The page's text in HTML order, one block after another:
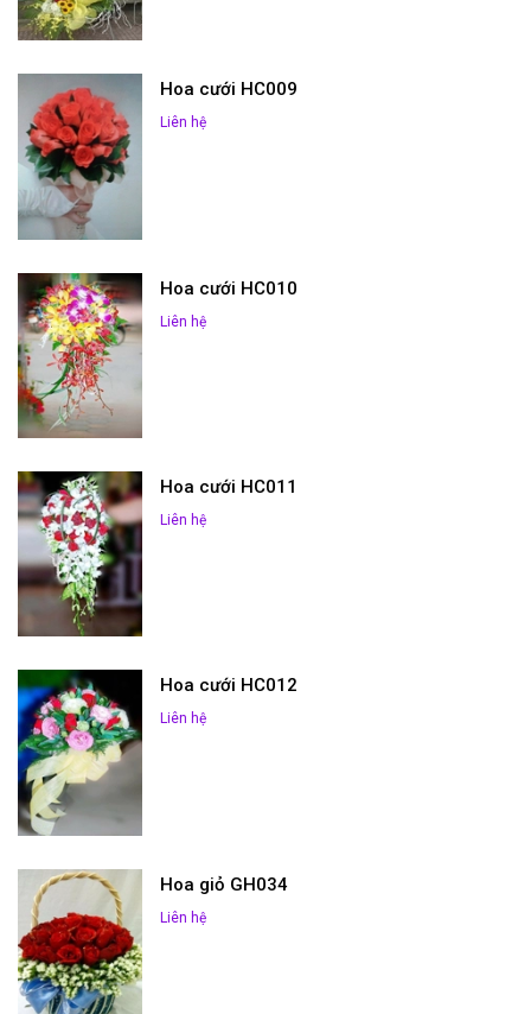
Hoa cưới HC009
Liên hệ
Hoa cưới HC010
Liên hệ
Hoa cưới HC011
Liên hệ
Hoa cưới HC012
Liên hệ
Hoa giỏ GH034
Liên hệ